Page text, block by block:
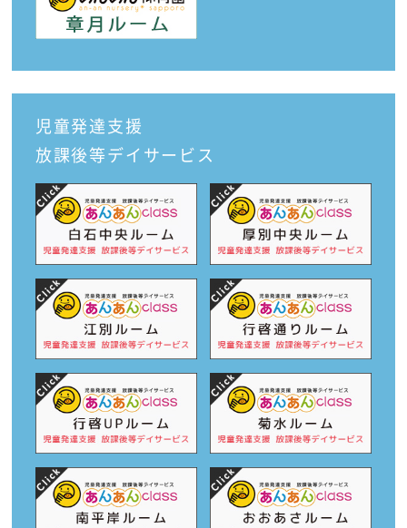
児童発達支援
放課後等デイサービス